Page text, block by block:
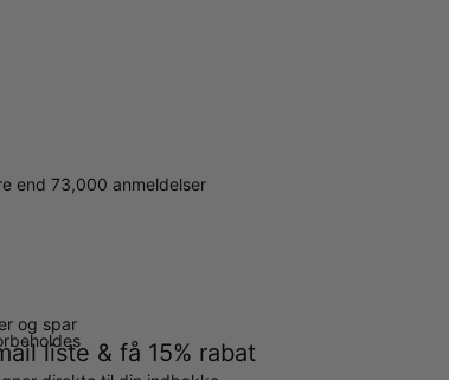
og spar
liste & få 15% rabat
end 73,000 anmeldelser